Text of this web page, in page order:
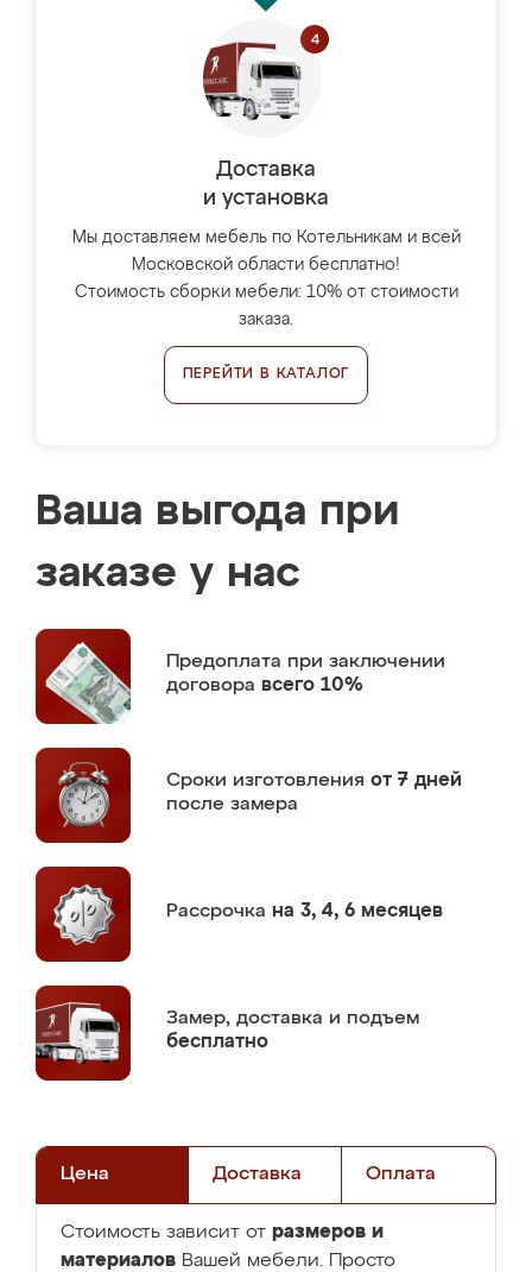
Доставка
и установка
Мы доставляем мебель по Котельникам и всей
Московской области бесплатно!
Стоимость сборки мебели: 10% от стоимости
заказа.
ПЕРЕЙТИ В КАТАЛОГ
Ваша выгода при
заказе у нас
Предоплата при заключении
договора всего 10%
Сроки изготовления от 7 дней
после замера
Рассрочка на 3, 4, 6 месяцев
Замер, доставка и подъем
бесплатно
Цена Доставка Оплата
Стоимость зависит от размеров и
материалов Вашей мебели. Просто